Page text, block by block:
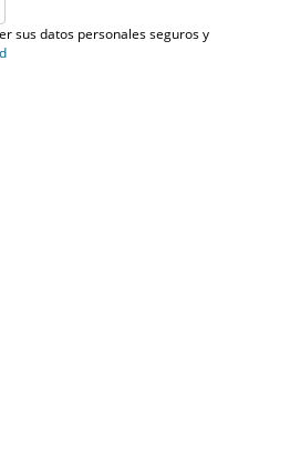
sus datos personales seguros y